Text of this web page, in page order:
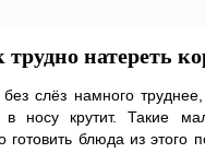
натереть
слёз намного
носу крутит. Такие
готовить блюда из